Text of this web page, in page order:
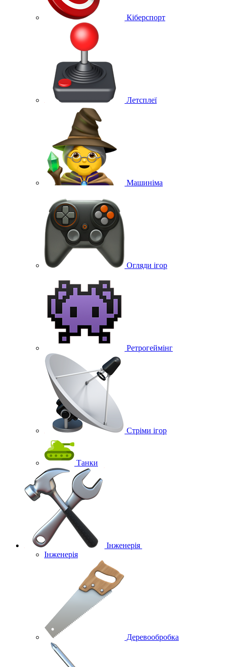
Кіберспорт
Летсплеї
Машиніма
Огляди ігор
Ретрогеймінг
Стріми ігор
Танки
Інженерія
Інженерія
Деревообробка